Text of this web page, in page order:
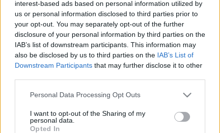
interest-based ads based on personal information utilized by
us or personal information disclosed to third parties prior to
your opt-out. You may separately opt-out of the further
disclosure of your personal information by third parties on the
IAB’s list of downstream participants. This information may
also be disclosed by us to third parties on the IAB’s List of
Downstream Participants that may further disclose it to other
Please note that this website/app uses one or more Google
not limited to your visit or usage behaviour. You may click to
grant or deny consent to Google and its third-party tags to
Personal Data Processing Opt Outs
I want to opt-out of the Sharing of my
personal data.
Opted In
TÖBB MINT 300 EZER FORINTJÁBA FÁJT A
POLGÁRI EGYESÜLET SZOMBATHELYÉRT CIVIL
SZERVEZETNEK VARGA JUDIT SZOMBATHELYI
LÁTOGATÁSA
2022. december. 14. 15:36
Valószínű minden fillért megért, hogy tudjuk micsoda fegyver a
kezükben a nemzeti konzultáció az unió szankciós politikájával
szemben.
ZÁRT KÖRBEN, A NYILVÁNOSSÁG KIZÁRÁSÁVAL
SZOMBATHELYEN VARGA JUDIT
2022. november. 29. 09:39